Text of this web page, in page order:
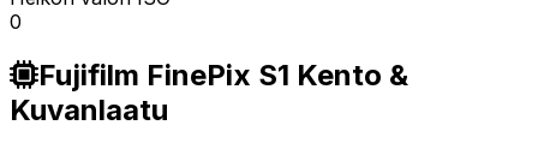
0
Fujifilm FinePix S1 Kento &
Kuvanlaatu